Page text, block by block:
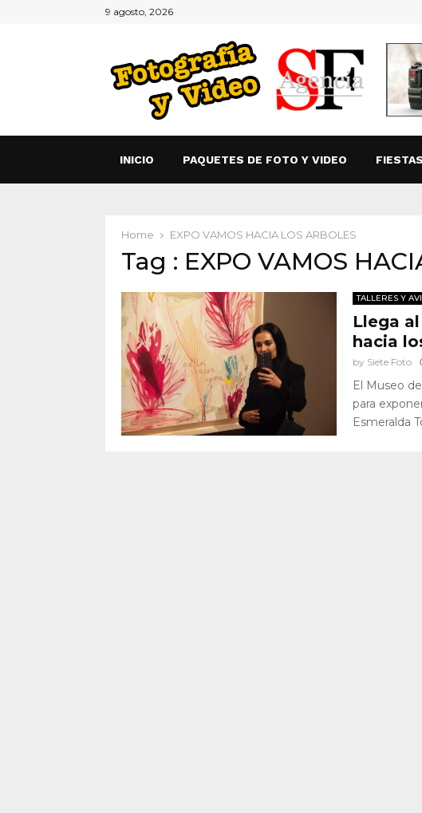
9 agosto, 2026
INICIO PAQUETES DE FOTO Y VIDEO
Home EXPO VAMOS HACIA LOS ARBOLES
Tag : EXPO VAMOS
TALLERES Y
Llega
hacia
by Siete Foto
El Museo
para
Esmeralda